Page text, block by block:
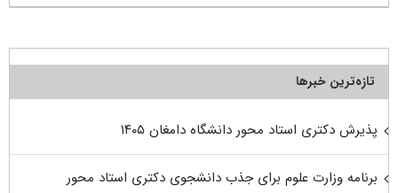
تازه‌ترین خبرها
پذیرش دکتری استاد محور دانشگاه دامغان ۱۴۰۵
برنامه وزارت علوم برای جذب دانشجوی دکتری استاد محور